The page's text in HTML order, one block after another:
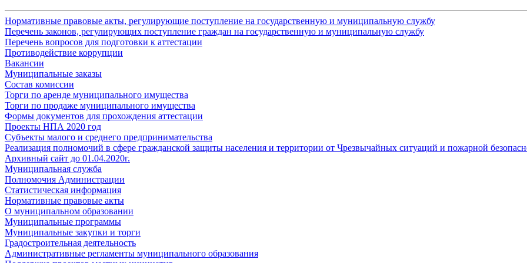
Нормативные правовые акты, регулирующие поступление на государственную и муниципальную службу
Перечень законов, регулирующих поступление граждан на государственную и муниципальную службу
Перечень вопросов для подготовки к аттестации
Противодействие коррупции
Вакансии
Муниципальные заказы
Состав комиссии
Торги по аренде муниципального имущества
Торги по продаже муниципального имущества
Формы документов для прохождения аттестации
Проекты НПА 2020 год
Субъекты малого и среднего предпринимательства
Реализация полномочий в сфере гражданской защиты населения и территории от Чрезвычайных ситуаций и пожарной
Архивный сайт до 01.04.2020г.
Муниципальная служба
Полномочия Администрации
Статистическая информация
Нормативные правовые акты
О муниципальном образовании
Муниципальные программы
Муниципальные закупки и торги
Градостроительная деятельность
Административные регламенты муниципального образования